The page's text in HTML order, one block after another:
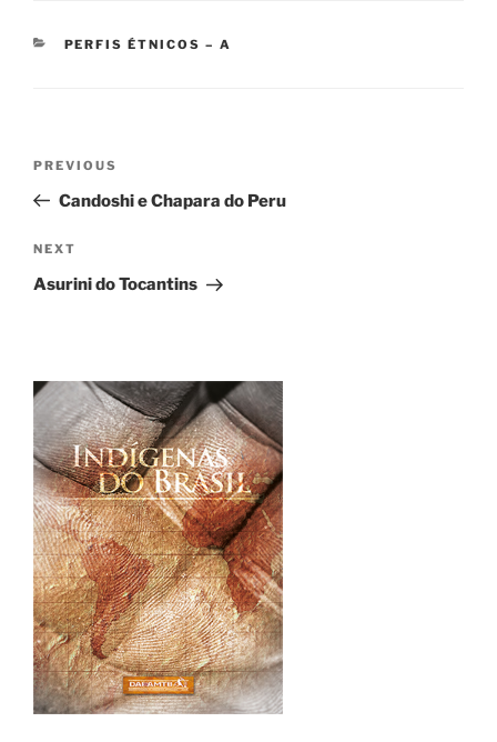
CATEGORIES
PERFIS ÉTNICOS – A
Previous
Post
PREVIOUS
Candoshi e Chapara do Peru
Next
Post
NEXT
Asurini do Tocantins